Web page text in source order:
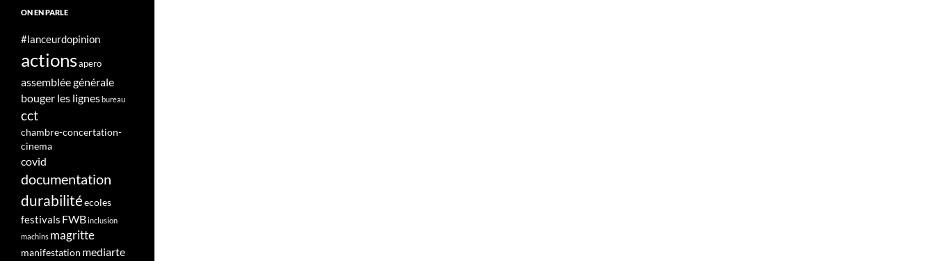
ON EN PARLE
#lanceurdopinion
actionsapero
assemblée générale
bouger les lignesbureau
cct
chambre-concertation-
cinema
covid
documentation
durabilitéecoles
festivals FWBinclusion
machins magritte
manifestation mediarte